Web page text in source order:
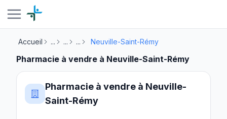
Accueil ... ... ... Neuville-Saint-Rémy
Pharmacie à vendre à Neuville-Saint-Rémy
Pharmacie à vendre à Neuville-
Saint-Rémy